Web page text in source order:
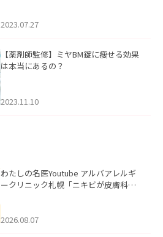
2023.07.27
【薬剤師監修】ミヤBM錠に痩せる効果
は本当にあるの？
2023.11.10
わたしの名医Youtube アルバアレルギ
ークリニック札幌「ニキビが皮膚科で
ました。
2026.08.07